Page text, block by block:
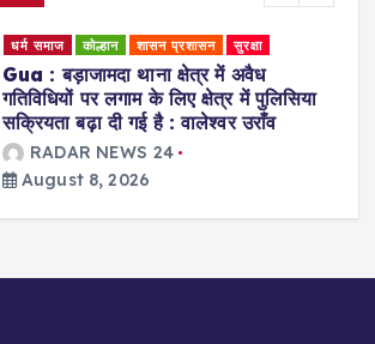
धर्म समाज कोल्हान शासन प्रशासन सुरक्षा
Gua : बड़ाजामदा थाना क्षेत्र में अवैध
गतिविधियों पर लगाम के लिए क्षेत्र में पुलिसिया
सक्रियता बढ़ा दी गई है : वालेश्वर उराँव
RADAR NEWS 24
August 8, 2026